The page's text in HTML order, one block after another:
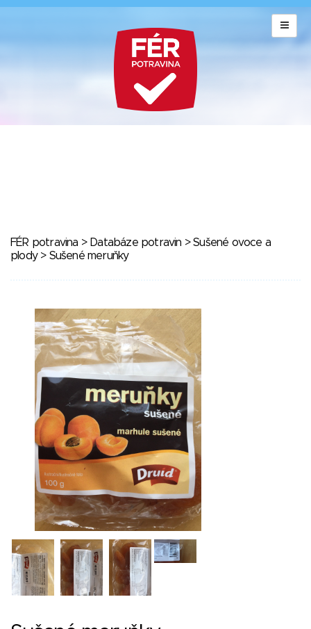
FÉR potravina > Databáze potravin >Sušené ovoce a
plody> Sušené meruňky